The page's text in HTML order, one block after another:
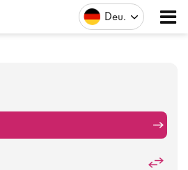
Deu